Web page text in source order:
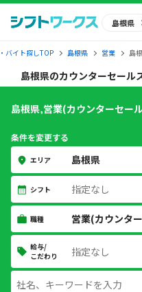
島根県
バイト探しTOP 島根県 営業 島
島根県のカウンターセール
島根県,営業(カウンターセー
条件を変更する
エリア 島根県
シフト 指定なし
職種 営業(カウンタ
給与/
こだわり
指定なし